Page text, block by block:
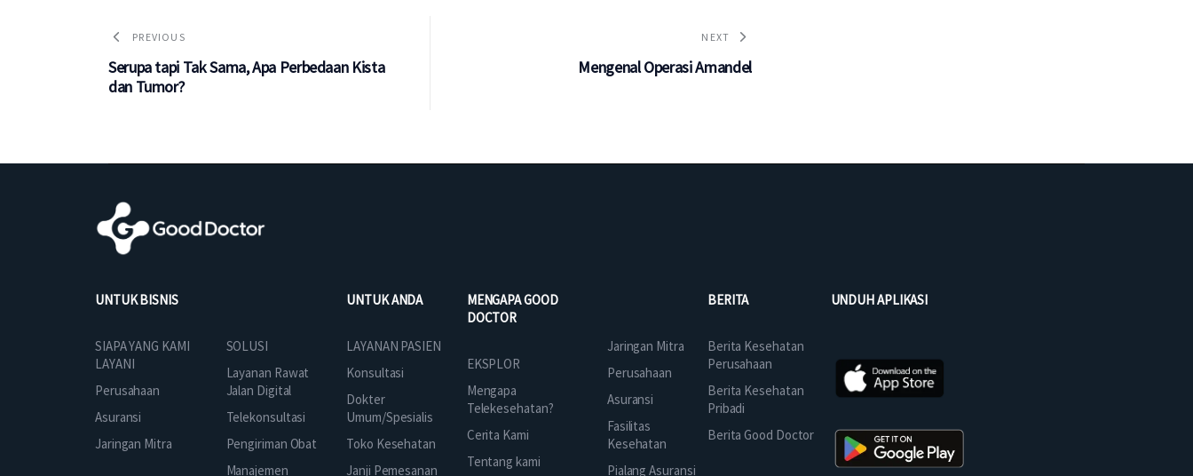
PREVIOUS
Serupa tapi Tak Sama, Apa Perbedaan Kista
dan Tumor?
NEXT
Mengenal Operasi Amandel
UNTUK BISNIS
SIAPA YANG KAMI
LAYANI
Perusahaan
Asuransi
Jaringan Mitra
SOLUSI
Layanan Rawat
Jalan Digital
Telekonsultasi
Pengiriman Obat
Manajemen
UNTUK ANDA
LAYANAN PASIEN
Konsultasi
Dokter
Umum/Spesialis
Toko Kesehatan
Janji Pemesanan
MENGAPA GOOD
DOCTOR
EKSPLOR
Mengapa
Telekesehatan?
Cerita Kami
Tentang kami
Jaringan Mitra
Perusahaan
Asuransi
Fasilitas
Kesehatan
Pialang Asuransi
BERITA
Berita Kesehatan
Perusahaan
Berita Kesehatan
Pribadi
Berita Good Doctor
UNDUH APLIKASI